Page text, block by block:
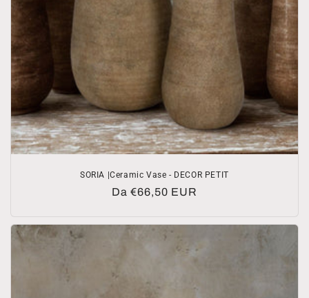
SORIA |Ceramic Vase - DECOR PETIT
Prezzo
listino
Da €66,50 EUR